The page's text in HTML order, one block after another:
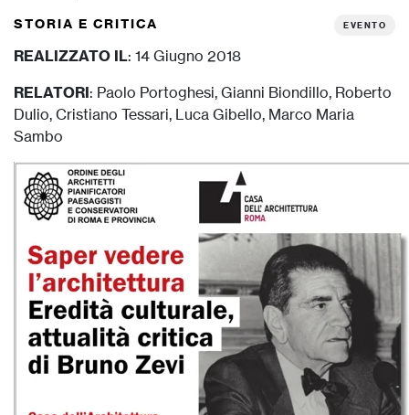
STORIA E CRITICA EVENTO
REALIZZATO IL: 14 Giugno 2018
RELATORI: Paolo Portoghesi, Gianni Biondillo, Roberto
Dulio, Cristiano Tessari, Luca Gibello, Marco Maria
Sambo